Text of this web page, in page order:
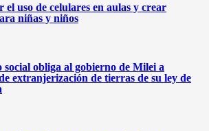
uso de celulares en aulas y crear
niñas y niños
social obliga al gobierno de Milei a
extranjerización de tierras de su ley de